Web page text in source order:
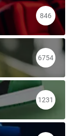
846
6754
1231